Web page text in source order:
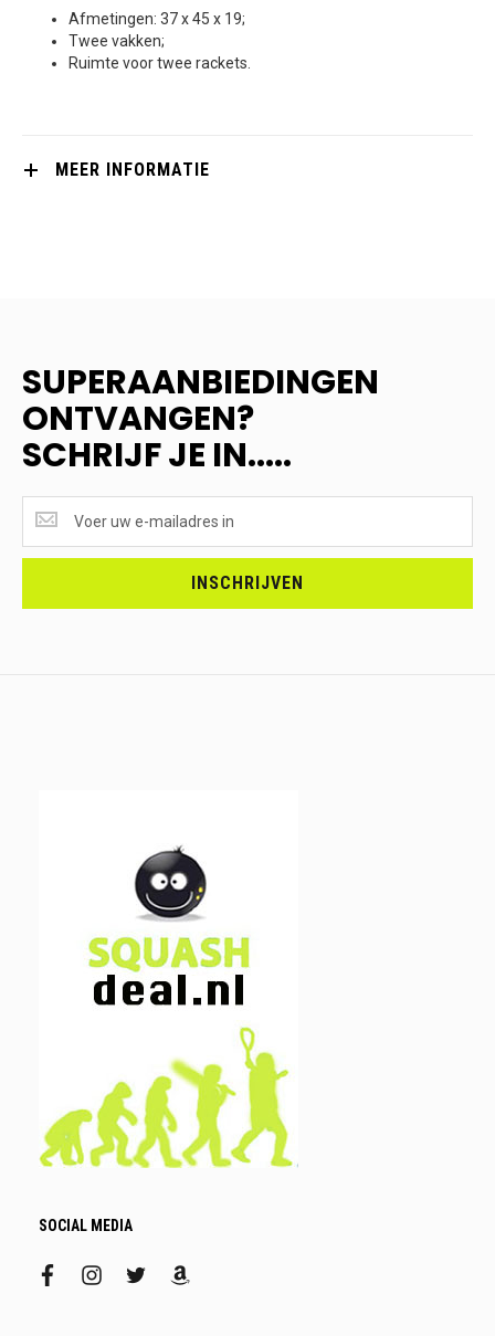
Afmetingen: 37 x 45 x 19;
Twee vakken;
Ruimte voor twee rackets.
MEER INFORMATIE
SUPERAANBIEDINGEN
ONTVANGEN?
SCHRIJF JE IN.....
ONTVANGEN?
<br>SCHRIJF
INSCHRIJVEN
SOCIAL MEDIA
facebookinstagram
twitteramazon